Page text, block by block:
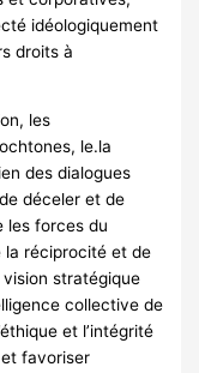
idéologiquement
droits à
les
le.la
des dialogues
déceler et de
les forces du
la réciprocité et de
stratégique
collective de
et l’intégrité
et favoriser